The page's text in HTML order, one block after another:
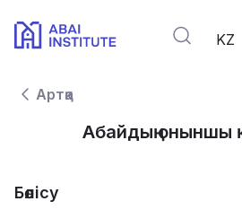
KZ
Артқа
Абайдың оныншы
Бөлісу